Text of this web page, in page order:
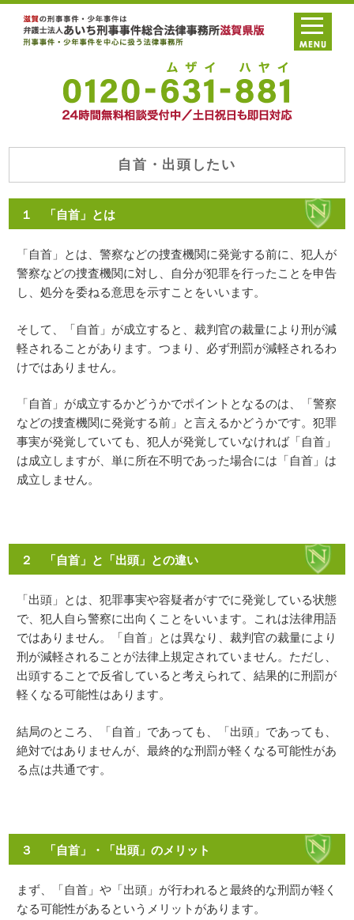
自首・出頭したい
１ 「自首」とは
「自首」とは、警察などの捜査機関に発覚する前に、犯人が
警察などの捜査機関に対し、自分が犯罪を行ったことを申告
し、処分を委ねる意思を示すことをいいます。
そして、「自首」が成立すると、裁判官の裁量により刑が減
軽されることがあります。つまり、必ず刑罰が減軽されるわ
けではありません。
「自首」が成立するかどうかでポイントとなるのは、「警察
などの捜査機関に発覚する前」と言えるかどうかです。犯罪
事実が発覚していても、犯人が発覚していなければ「自首」
は成立しますが、単に所在不明であった場合には「自首」は
成立しません。
２ 「自首」と「出頭」との違い
「出頭」とは、犯罪事実や容疑者がすでに発覚している状態
で、犯人自ら警察に出向くことをいいます。これは法律用語
ではありません。「自首」とは異なり、裁判官の裁量により
刑が減軽されることが法律上規定されていません。ただし、
出頭することで反省していると考えられて、結果的に刑罰が
軽くなる可能性はあります。
結局のところ、「自首」であっても、「出頭」であっても、
絶対ではありませんが、最終的な刑罰が軽くなる可能性があ
る点は共通です。
３ 「自首」・「出頭」のメリット
まず、「自首」や「出頭」が行われると最終的な刑罰が軽く
なる可能性があるというメリットがあります。